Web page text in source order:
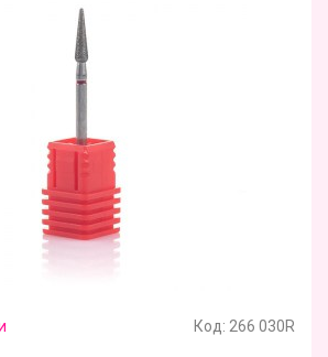
Код: 266 030R